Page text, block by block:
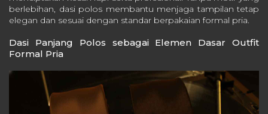
berlebihan, dasi polos membantu menjaga tampilan tetap
elegan dan sesuai dengan standar berpakaian formal pria.
Dasi Panjang Polos sebagai Elemen Dasar Outfit
Formal Pria